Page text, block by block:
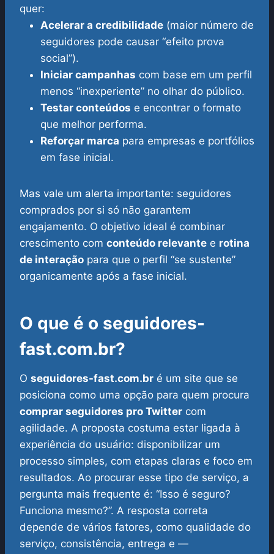
quer:
Acelerar a credibilidade (maior número de
seguidores pode causar “efeito prova
social”).
Iniciar campanhas com base em um perfil
menos “inexperiente” no olhar do público.
Testar conteúdos e encontrar o formato
que melhor performa.
Reforçar marca para empresas e portfólios
em fase inicial.
Mas vale um alerta importante: seguidores
comprados por si só não garantem
engajamento. O objetivo ideal é combinar
crescimento com conteúdo relevante e rotina
de interação para que o perfil “se sustente”
organicamente após a fase inicial.
O que é o seguidores-
fast.com.br?
O seguidores-fast.com.br é um site que se
posiciona como uma opção para quem procura
comprar seguidores pro Twitter com
agilidade. A proposta costuma estar ligada à
experiência do usuário: disponibilizar um
processo simples, com etapas claras e foco em
resultados. Ao procurar esse tipo de serviço, a
pergunta mais frequente é: “Isso é seguro?
Funciona mesmo?”. A resposta correta
depende de vários fatores, como qualidade do
serviço, consistência, entrega e —